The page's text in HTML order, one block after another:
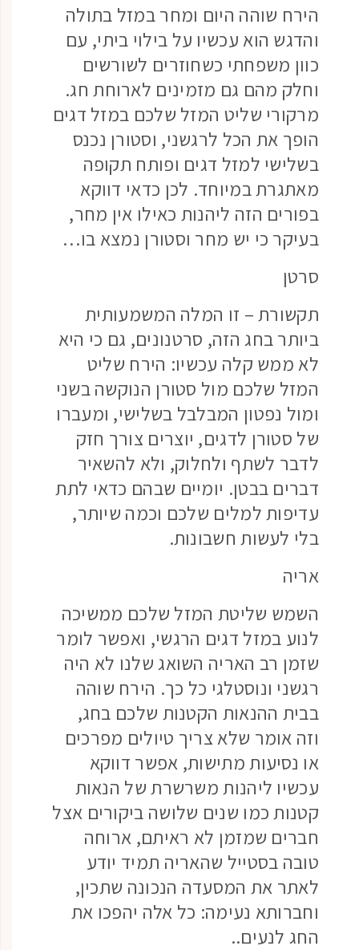
הירח שוהה היום ומחר במזל בתולה
והדגש הוא עכשיו על בילוי ביתי, עם
כוון משפחתי כשחוזרים לשורשים
וחלק מהם גם מזמינים לארוחת חג.
מרקורי שליט המזל שלכם במזל דגים
הופך את הכל לרגשני, וסטורן נכנס
בשלישי למזל דגים ופותח תקופה
מאתגרת במיוחד. לכן כדאי דווקא
בפורים הזה ליהנות כאילו אין מחר,
בעיקר כי יש מחר וסטורן נמצא בו…
סרטן
תקשורת – זו המלה המשמעותית
ביותר בחג הזה, סרטנונים, גם כי היא
לא ממש קלה עכשיו: הירח שליט
המזל שלכם מול סטורן הנוקשה בשני
ומול נפטון המבלבל בשלישי, ומעברו
של סטורן לדגים, יוצרים צורך חזק
לדבר לשתף ולחלוק, ולא להשאיר
דברים בבטן. יומיים שבהם כדאי לתת
עדיפות למלים שלכם וכמה שיותר,
בלי לעשות חשבונות.
אריה
השמש שליטת המזל שלכם ממשיכה
לנוע במזל דגים הרגשי, ואפשר לומר
שזמן רב האריה השואג שלנו לא היה
רגשני ונוסטלגי כל כך. הירח שוהה
בבית ההנאות הקטנות שלכם בחג,
וזה אומר שלא צריך טיולים מפרכים
או נסיעות מתישות, אפשר דווקא
עכשיו ליהנות משרשרת של הנאות
קטנות כמו שנים שלושה ביקורים אצל
חברים שמזמן לא ראיתם, ארוחה
טובה בסטייל שהאריה תמיד יודע
לאתר את המסעדה הנכונה שתכין,
וחברותא נעימה: כל אלה יהפכו את
החג לנעים..